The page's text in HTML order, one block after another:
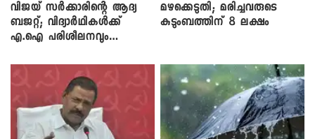
വിജയ് സർക്കാരിന്റെ ആദ്യ
ബജറ്റ്; വിദ്യാർഥികൾക്ക്
എ.ഐ പരിശീലനവും
മഴക്കെടുതി; മരിച്ചവരുടെ
കുടുംബത്തിന് 8 ലക്ഷം